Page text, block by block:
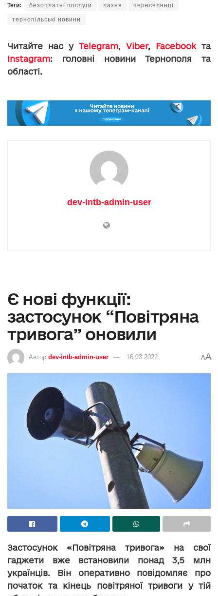
Теги: безоплатні послуги лазня переселенці
тернопільські новини
Читайте нас у Telegram, Viber, Facebookта
Instagram: головні новини Тернополя та
області.
dev-intb-admin-user
Є нові функції:
застосунок “Повітряна
тривога” оновили
Автор dev-intb-admin-user 16.03.2022 AA
Застосунок «Повітряна тривога» на свої
гаджети вже встановили понад 3,5 млн
українців. Він оперативно повідомляє про
початок та кінець повітряної тривоги у тій